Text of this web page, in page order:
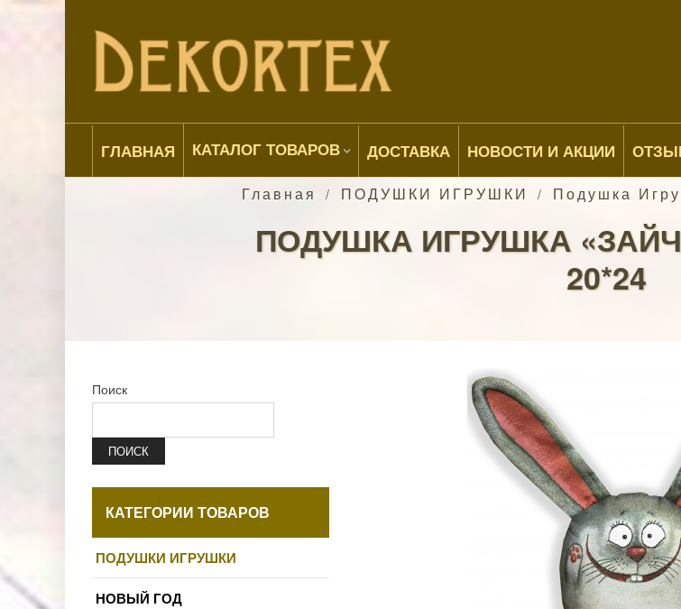
ГЛАВНАЯ КАТАЛОГ ТОВАРОВ ДОСТАВКА НОВОСТИ И АКЦИИ
Главная / ПОДУШКИ ИГРУШКИ / Подушка
ПОДУШКА ИГРУШКА
20*24
Поиск
ПОИСК
КАТЕГОРИИ ТОВАРОВ
ПОДУШКИ ИГРУШКИ
НОВЫЙ ГОД